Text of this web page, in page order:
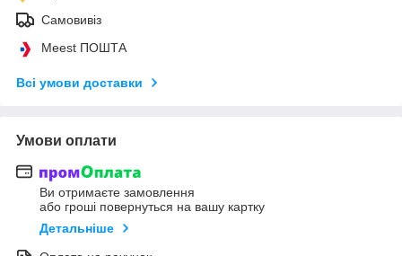
Самовивіз
Meest ПОШТА
Всі умови доставки
Умови оплати
Ви отримаєте замовлення
або гроші повернуться на вашу картку
Детальніше